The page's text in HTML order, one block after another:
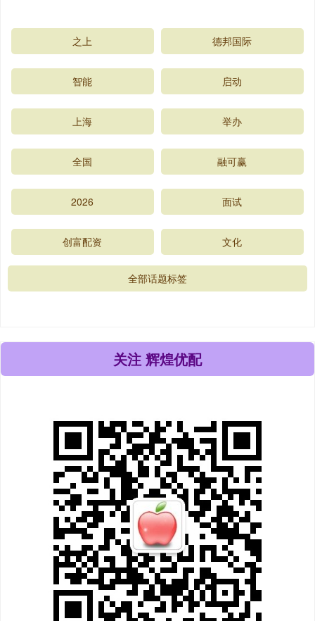
之上 德邦国际
智能 启动
上海 举办
全国 融可赢
2026 面试
创富配资 文化
全部话题标签
关注 辉煌优配